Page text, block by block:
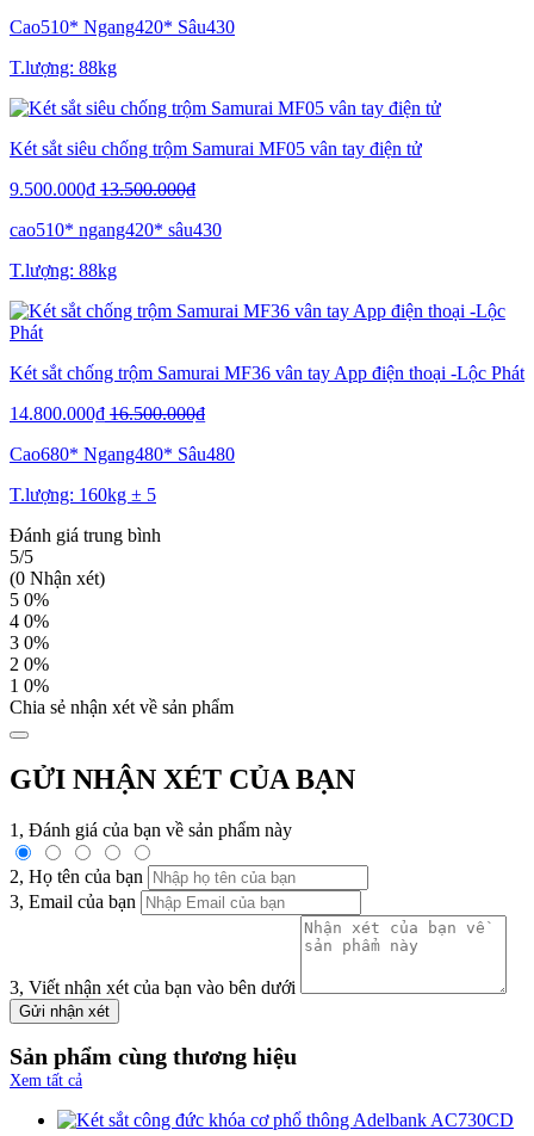
Cao510* Ngang420* Sâu430
T.lượng: 88kg
Két sắt siêu chống trộm Samurai MF05 vân tay điện tử
9.500.000₫ 13.500.000₫
cao510* ngang420* sâu430
T.lượng: 88kg
Két sắt chống trộm Samurai MF36 vân tay App điện thoại -Lộc Phát
14.800.000₫ 16.500.000₫
Cao680* Ngang480* Sâu480
T.lượng: 160kg ± 5
Đánh giá trung bình
5/5
(0 Nhận xét)
5 0%
4 0%
3 0%
2 0%
1 0%
Chia sẻ nhận xét về sản phẩm
GỬI NHẬN XÉT CỦA BẠN
1, Đánh giá của bạn về sản phẩm này
2, Họ tên của bạn
3, Email của bạn
3, Viết nhận xét của bạn vào bên dưới
Gửi nhận xét
Sản phẩm cùng thương hiệu
Xem tất cả